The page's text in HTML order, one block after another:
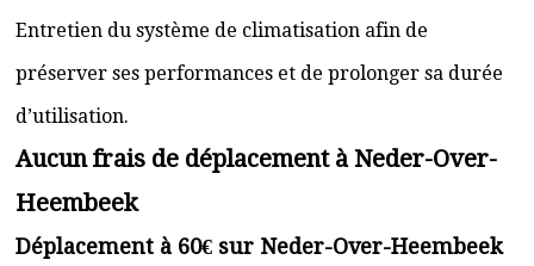
Entretien du système de climatisation afin de
préserver ses performances et de prolonger sa durée
d’utilisation.
Aucun frais de déplacement à Neder-Over-
Heembeek
Déplacement à 60€ sur Neder-Over-Heembeek